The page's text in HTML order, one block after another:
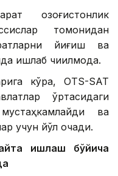
қозоғистонлик
томонидан
йиғиш ва
ишлаб чиқилмоқда.
кўра, OTS-SAT
ўртасидаги
ва
учун йўл очади.
ишлаш бўйича